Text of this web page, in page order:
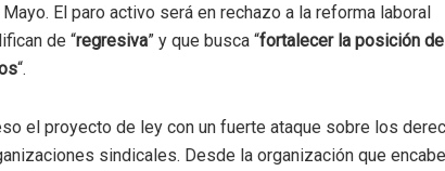
El paro activo será en rechazo a la reforma laboral
de “regresiva” y que busca “fortalecer la posición
“.
el proyecto de ley con un fuerte ataque sobre los
sindicales. Desde la organización que